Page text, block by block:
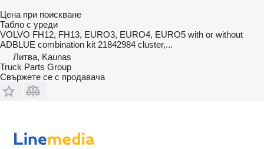
Цена при поискване
Табло с уреди
VOLVO FH12, FH13, EURO3, EURO4, EURO5 with or without
ADBLUE combination kit 21842984 cluster,...
Литва, Kaunas
Truck Parts Group
Свържете се с продавача